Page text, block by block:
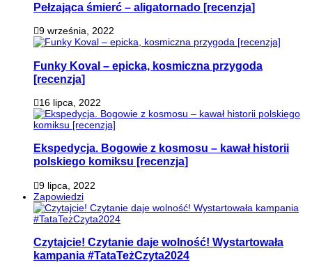
Pełzająca śmierć – aligatornado [recenzja]
9 września, 2022
Funky Koval – epicka, kosmiczna przygoda
[recenzja]
16 lipca, 2022
Ekspedycja. Bogowie z kosmosu – kawał historii
polskiego komiksu [recenzja]
9 lipca, 2022
Zapowiedzi
Czytajcie! Czytanie daje wolność! Wystartowała
kampania #TataTeżCzyta2024